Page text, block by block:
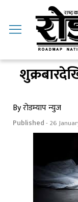
By रोडम्याप न्युज
Published- 26